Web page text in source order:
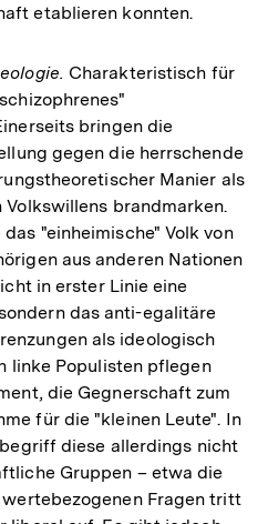
etablieren konnten.
Charakteristisch für
bringen die
gegen die herrschende
Manier als
brandmarken.
"einheimische" Volk von
aus anderen Nationen
in erster Linie eine
das anti-egalitäre
als ideologisch
linke Populisten pflegen
die Gegnerschaft zum
für die "kleinen Leute". In
diese allerdings nicht
Gruppen – etwa die
Fragen tritt